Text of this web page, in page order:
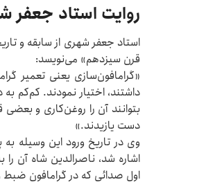
روایت استاد جعفر
قرن سیزدهم» می‌نویسد:
«گرامافون‌سازی یعنی تعمیر
داشتند، اختیار نمودند. کم‌کم
بتوانند آن ‌را روغن‌کاری و
دست یازیدند.»
وی در تاریخ ورود این وسیله
اشاره شد، ناصرالدین شاه آن را
اول صدائی که در گرامافون ضبط